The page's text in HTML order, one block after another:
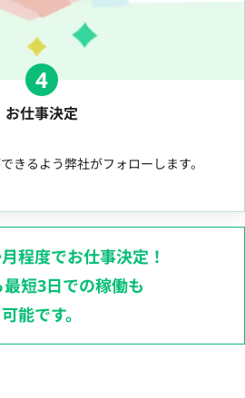
4
お仕事決定
きるよう弊社がフォローします。
程度でお仕事決定！
短3日での稼働も
可能です。